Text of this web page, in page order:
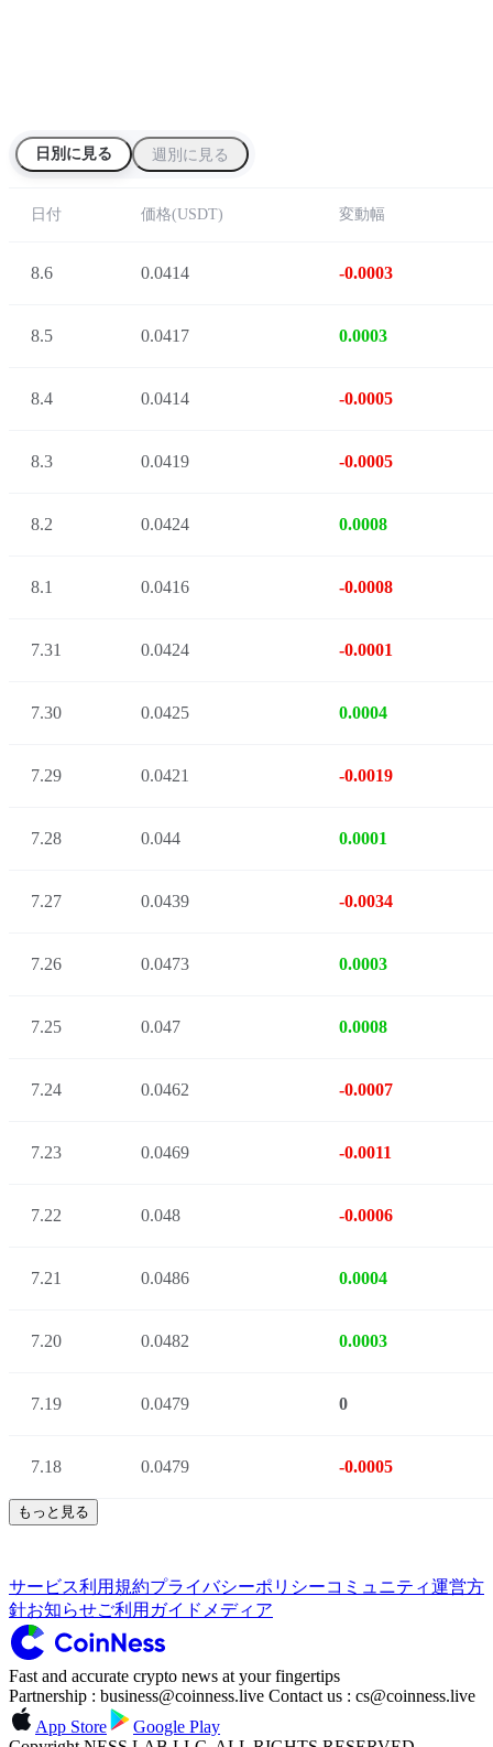
日別に見る 週別に見る
日付 価格(USDT) 変動幅
8.6 0.0414 -0.0003
8.5 0.0417 0.0003
8.4 0.0414 -0.0005
8.3 0.0419 -0.0005
8.2 0.0424 0.0008
8.1 0.0416 -0.0008
7.31 0.0424 -0.0001
7.30 0.0425 0.0004
7.29 0.0421 -0.0019
7.28 0.044 0.0001
7.27 0.0439 -0.0034
7.26 0.0473 0.0003
7.25 0.047 0.0008
7.24 0.0462 -0.0007
7.23 0.0469 -0.0011
7.22 0.048 -0.0006
7.21 0.0486 0.0004
7.20 0.0482 0.0003
7.19 0.0479 0
7.18 0.0479 -0.0005
もっと見る
サービス利用規約プライバシーポリシーコミュニティ運営方
針お知らせご利用ガイド メディア
Fast and accurate crypto news at your fingertips
Partnership : business@coinness.live Contact us : cs@coinness.live
App Store
Google Play